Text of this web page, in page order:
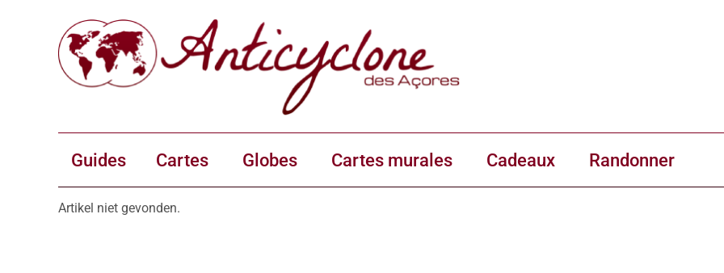
Guides Cartes Globes Cartes murales Cadeaux Randonner
Artikel niet gevonden.